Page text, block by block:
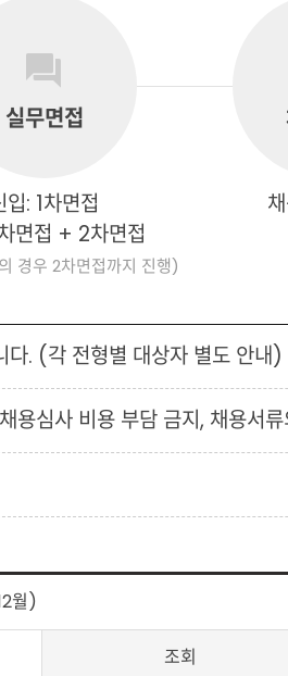
실무면접
입: 1차면접
면접 + 2차면접
경우 2차면접까지 진행)
다. (각 전형별 대상자 별도 안내)
용심사 비용 부담 금지, 채용서
월)
조회